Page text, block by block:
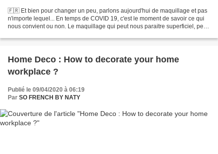
🇫🇷 Et bien pour changer un peu, parlons aujourd'hui de maquillage et pas
n'importe lequel... En temps de COVID 19, c'est le moment de savoir ce qui
nous convient ou non. Le maquillage qui peut nous paraitre superficiel, peut
Home Deco : How to decorate your home
workplace ?
Publié le 09/04/2020 à 06:19
Par SO FRENCH BY NATY